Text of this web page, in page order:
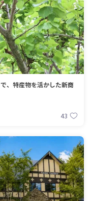
、特産物を活かした新商
43